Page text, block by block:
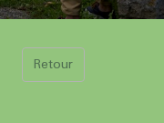
Retour